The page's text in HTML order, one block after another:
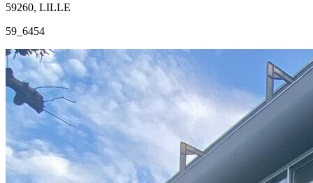
59260, LILLE
59_6454